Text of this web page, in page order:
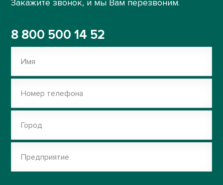
Закажите звонок, и мы Вам перезвоним.
8 800 500 14 52
Имя
Номер телефона
Город
Предприятие